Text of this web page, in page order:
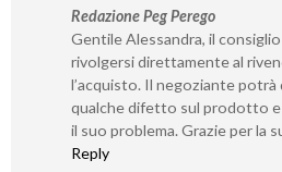
Redazione Peg Perego
Gentile Alessandra, il
rivolgersi direttamente al
l’acquisto. Il negoziante
qualche difetto sul prodotto
il suo problema. Grazie per la
Reply